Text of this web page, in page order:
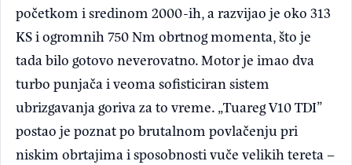
početkom i sredinom 2000-ih, a razvijao je oko 313
KS i ogromnih 750 Nm obrtnog momenta, što je
tada bilo gotovo neverovatno. Motor je imao dva
turbo punjača i veoma sofisticiran sistem
ubrizgavanja goriva za to vreme. „Tuareg V10 TDI”
postao je poznat po brutalnom povlačenju pri
niskim obrtajima i sposobnosti vuče velikih tereta –